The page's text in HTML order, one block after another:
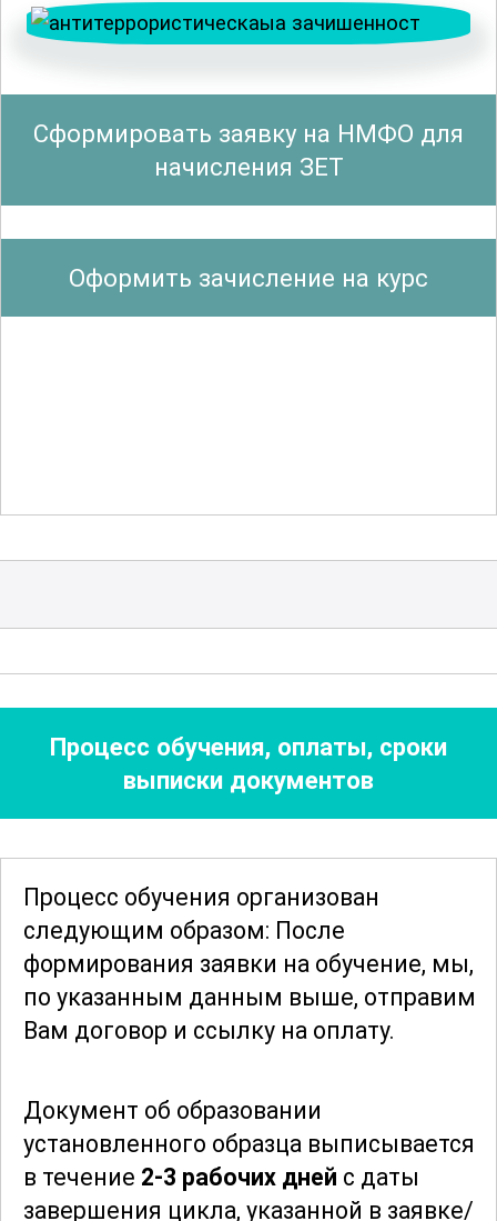
потенциальных угрози рисков,
связанных с террористической
познакомятся с методами выявления и
оценкиопасностей, а также с
принципами разработки и внедрения
Важным компонентом курса является
охраны и систем видеонаблюдения.
Участники курса получат знания о
проведенииинструктажейи
тренировок для персонала и детей,
направленных на повышение
чрезвычайных ситуациях. Будут
рассмотрены алгоритмы эвакуации и
планирования действий в случае
возникновения угрозы.
Дополнительно в курсе освещаются
детей и персонала, направленные на
минимизацию панических настроений
и повышение устойчивости к
Сформировать заявку на НМФО для
начисления ЗЕТ
Оформить зачисление на курс
Процесс обучения, оплаты, сроки
выписки документов
Процесс обучения организован
следующим образом: После
формирования заявки на обучение, мы,
по указанным данным выше, отправим
Вам договор и ссылку на оплату.
Документ об образовании
установленного образца выписывается
в течение 2-3 рабочих дней с даты
завершения цикла, указанной в заявке/